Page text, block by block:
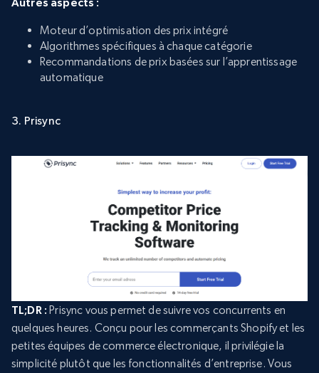
Moteur d’optimisation des prix intégré
Algorithmes spécifiques à chaque catégorie
Recommandations de prix basées sur l’apprentissage
automatique
3. Prisync
TL;DR : Prisync vous permet de suivre vos concurrents en
quelques heures. Conçu pour les commerçants Shopify et les
petites équipes de commerce électronique, il privilégie la
simplicité plutôt que les fonctionnalités d’entreprise. Vous